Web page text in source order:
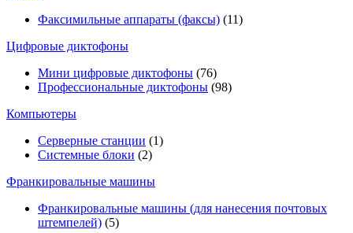
Факсимильные аппараты (факсы) (11)
Цифровые диктофоны
Мини цифровые диктофоны (76)
Профессиональные диктофоны (98)
Компьютеры
Серверные станции (1)
Системные блоки (2)
Франкировальные машины
Франкировальные машины (для нанесения почтовых
штемпелей) (5)